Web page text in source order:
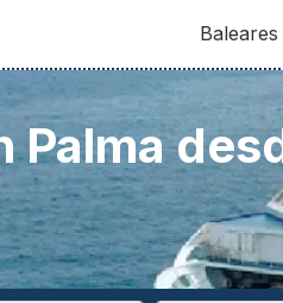
Baleares
Palma